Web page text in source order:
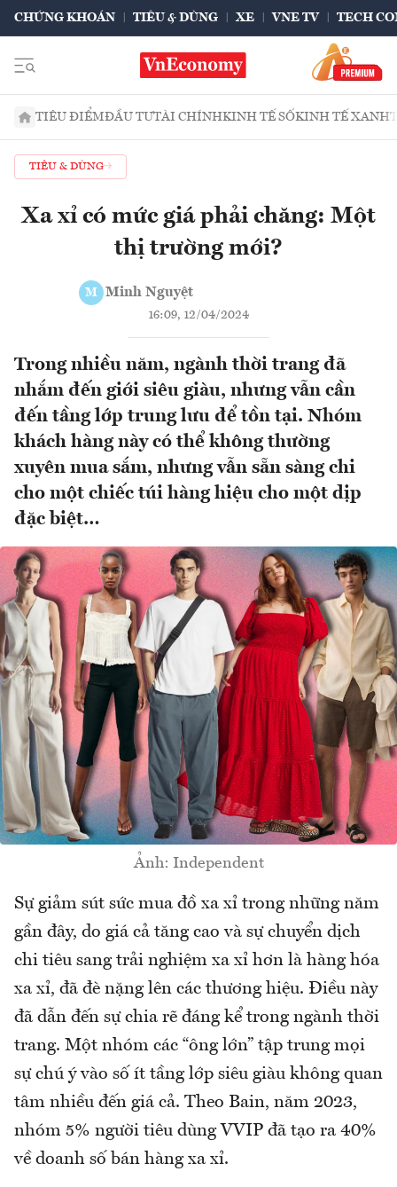
CHỨNG KHOÁN TIÊU & DÙNG XE VNE TV TECH
TIÊU ĐIỂMĐẦU TƯTÀI CHÍNHKINH TẾ SỐKINH TẾ XANH
TIÊU & DÙNG
Xa xỉ có mức giá phải chăng: Một
thị trường mới?
M Minh Nguyệt
16:09, 12/04/2024
Trong nhiều năm, ngành thời trang đã
nhắm đến giới siêu giàu, nhưng vẫn cần
đến tầng lớp trung lưu để tồn tại. Nhóm
khách hàng này có thể không thường
xuyên mua sắm, nhưng vẫn sẵn sàng chi
cho một chiếc túi hàng hiệu cho một dịp
đặc biệt…
Ảnh: Independent
Sự giảm sút sức mua đồ xa xỉ trong những năm
gần đây, do giá cả tăng cao và sự chuyển dịch
chi tiêu sang trải nghiệm xa xỉ hơn là hàng hóa
xa xỉ, đã đè nặng lên các thương hiệu. Điều này
đã dẫn đến sự chia rẽ đáng kể trong ngành thời
trang. Một nhóm các “ông lớn” tập trung mọi
sự chú ý vào số ít tầng lớp siêu giàu không quan
tâm nhiều đến giá cả. Theo Bain, năm 2023,
nhóm 5% người tiêu dùng VVIP đã tạo ra 40%
về doanh số bán hàng xa xỉ.